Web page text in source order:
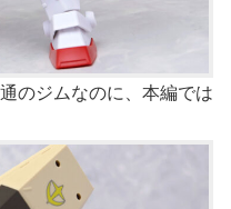
のジムなのに、本編では